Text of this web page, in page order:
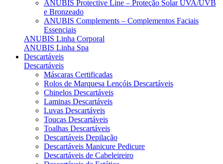
ANUBIS Protective Line – Proteção Solar UVA/UVB
e Bronzeado
ANUBIS Complements – Complementos Faciais
Essenciais
ANUBIS Linha Corporal
ANUBIS Linha Spa
Descartáveis
Descartáveis
Máscaras Certificadas
Rolos de Marquesa Lençóis Descartáveis
Chinelos Descartáveis
Laminas Descartáveis
Luvas Descartáveis
Toucas Descartáveis
Toalhas Descartáveis
Descartáveis Depilação
Descartáveis Manicure Pedicure
Descartáveis de Cabeleireiro